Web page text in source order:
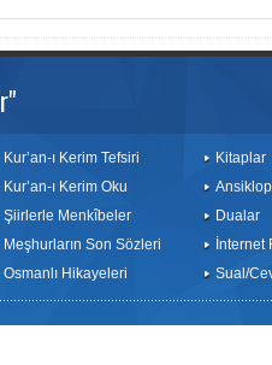
Kur’an-ı Kerim Tefsiri
Kur’an-ı Kerim Oku
Şiirlerle Menkîbeler
Meşhurların Son Sözleri
Osmanlı Hikayeleri
Kitaplar
Dualar
İnternet
Sual/